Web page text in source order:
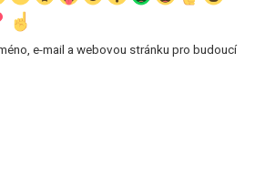
e-mail a webovou stránku pro budoucí